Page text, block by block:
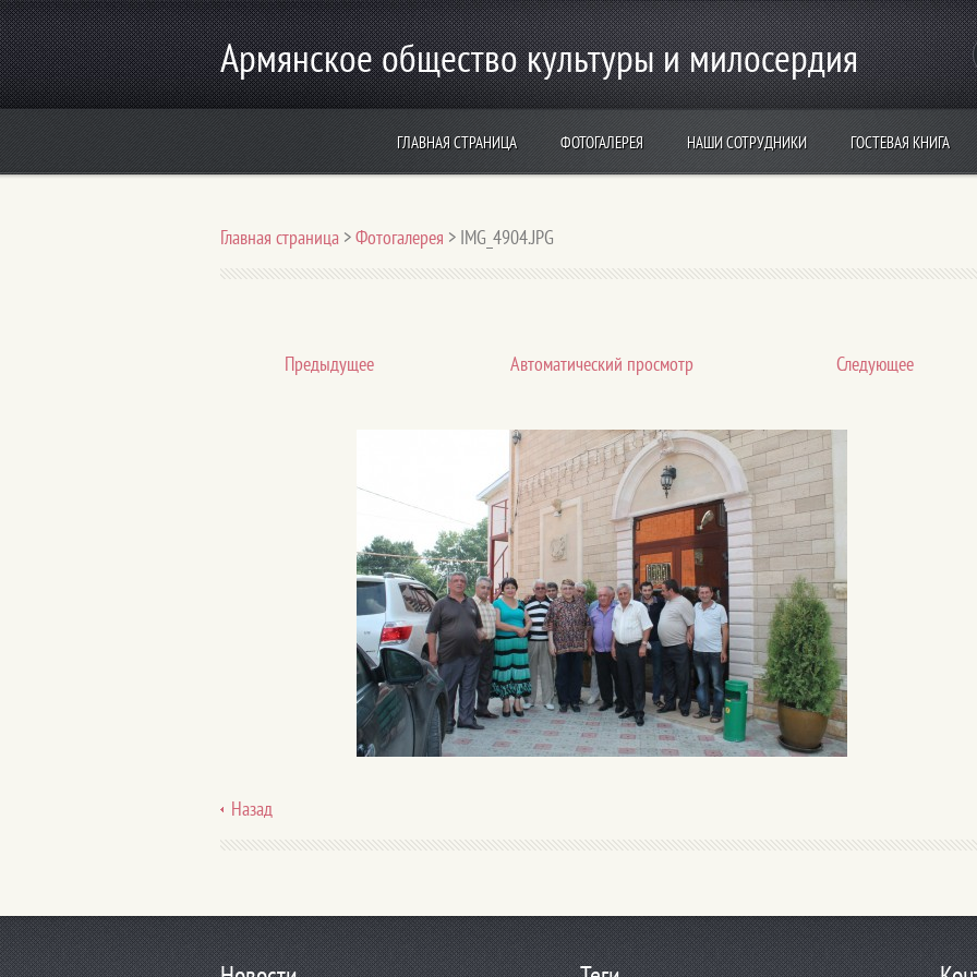
Армянское общество культуры и милосердия
ГЛАВНАЯ СТРАНИЦА ФОТОГАЛЕРЕЯ НАШИ СОТРУДНИКИ ГОСТЕВАЯ КНИГА
Главная страница >Фотогалерея > IMG_4904.JPG
Предыдущее Aвтоматический просмотр Следующее
Назад